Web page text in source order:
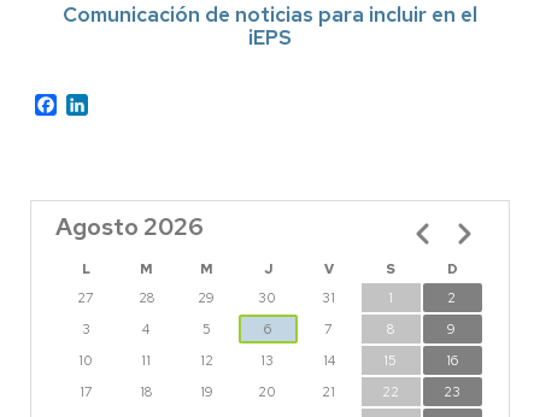
Comunicación de noticias para incluir en el
iEPS
Facebook
Agosto 2026
L M M J V S
D
27
28 29 30 31 1
2
3
4 5 6 7 8
9
10
11 12 13 14 15
16
17
18 19 20 21 22
23
Paginación